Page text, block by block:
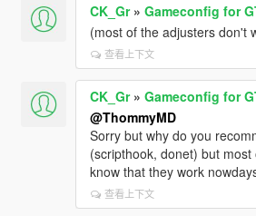
CK_Gr» Gameconfig for
(most of the adjusters don't
查看上下文
CK_Gr» Gameconfig for
@ThommyMD
Sorry but why do you
(scripthook, donet) but
know that they work
查看上下文